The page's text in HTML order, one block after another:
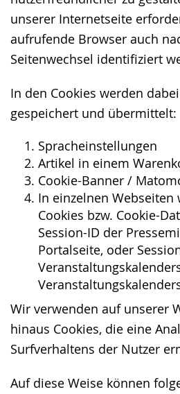
unserer Internetseite
aufrufende Browser auch
Seitenwechsel identifiziert
In den Cookies werden
gespeichert und übermittelt:
Spracheinstellungen
Artikel in einem
Cookie-Banner /
In einzelnen Webseiten
Cookies bzw. Cookie-
Session-ID der
Portalseite, oder
Wir verwenden auf unserer
hinaus Cookies, die eine
Surfverhaltens der Nutzer
Auf diese Weise können